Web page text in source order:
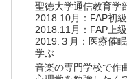
聖徳大学通信教育学
2018.10月：FAP初級
2018.11月：FAP上級
2019.３月：医療催
学ぶ
音楽の専門学校で作